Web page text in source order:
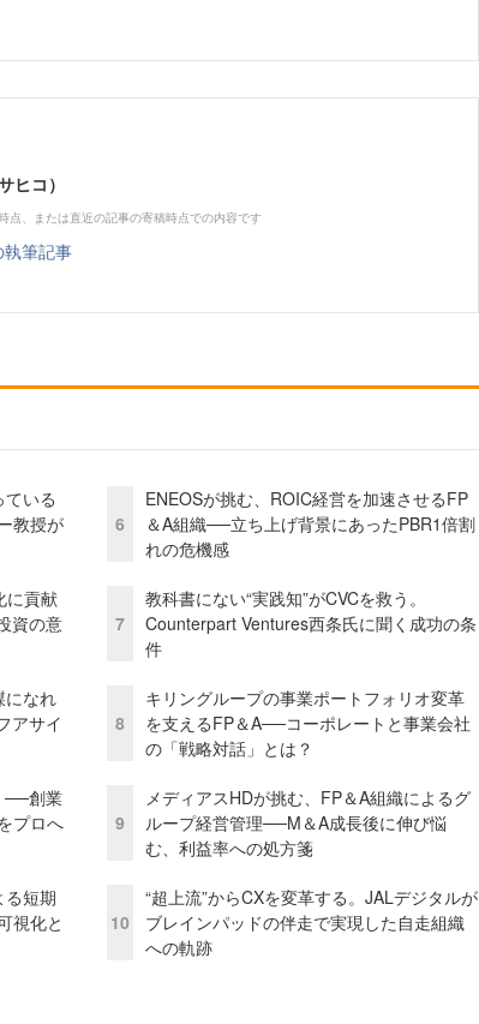
ヒコ）
点、または直近の記事の寄稿時点での内容です
筆記事
いる
教授が
に貢献
資の意
になれ
アサイ
──創業
プロへ
る短期
視化と
6
ENEOSが挑む、ROIC経営を加速させるFP
＆A組織──立ち上げ背景にあったPBR1倍割
れの危機感
7
教科書にない“実践知”がCVCを救う。
Counterpart Ventures西条氏に聞く成功の条
件
8
キリングループの事業ポートフォリオ変革
を支えるFP＆A──コーポレートと事業会社
の「戦略対話」とは？
9
メディアスHDが挑む、FP＆A組織によるグ
ループ経営管理──M＆A成長後に伸び悩
む、利益率への処方箋
10
“超上流”からCXを変革する。JALデジタルが
ブレインパッドの伴走で実現した自走組織
への軌跡